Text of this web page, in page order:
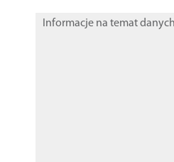
Informacje na temat